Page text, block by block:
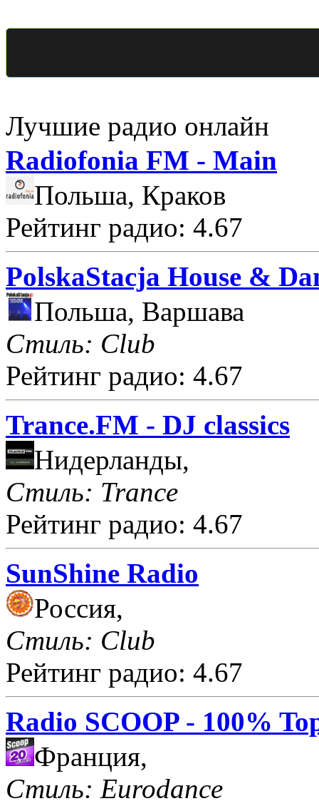
Лучшие радио онлайн
Radiofonia FM - Main
Польша, Краков
Рейтинг радио: 4.67
PolskaStacja House &
Польша, Варшава
Стиль: Club
Рейтинг радио: 4.67
Trance.FM - DJ classics
Нидерланды,
Стиль: Trance
Рейтинг радио: 4.67
SunShine Radio
Россия,
Стиль: Club
Рейтинг радио: 4.67
Radio SCOOP - 100%
Франция,
Стиль: Eurodance